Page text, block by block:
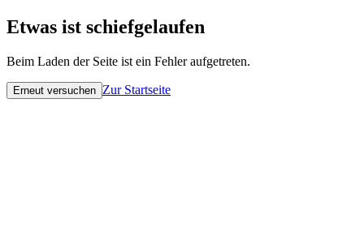
Etwas ist schiefgelaufen
Beim Laden der Seite ist ein Fehler aufgetreten.
Erneut versuchen Zur Startseite